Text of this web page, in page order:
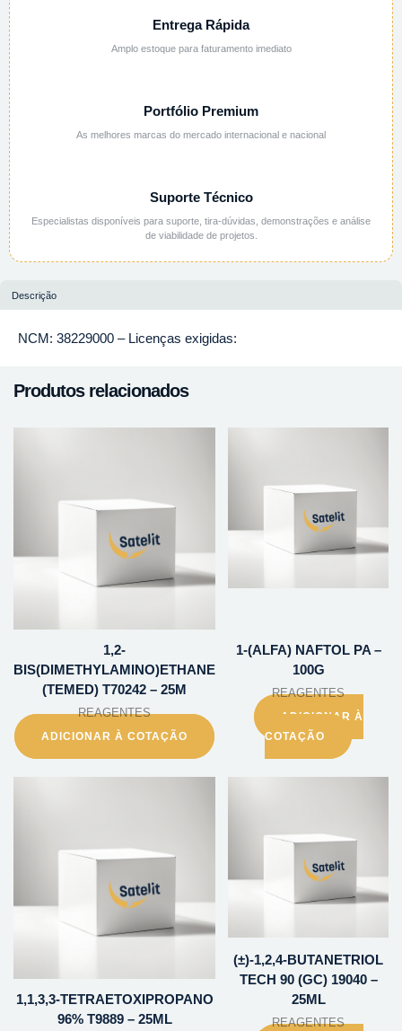
Entrega Rápida
Amplo estoque para faturamento imediato
Portfólio Premium
As melhores marcas do mercado internacional e nacional
Suporte Técnico
Especialistas disponíveis para suporte, tira-dúvidas, demonstrações e análise
de viabilidade de projetos.
Descrição
NCM: 38229000 – Licenças exigidas:
Produtos relacionados
1,2-
BIS(DIMETHYLAMINO)ETHANE
(TEMED) T70242 – 25M
REAGENTES
ADICIONAR À COTAÇÃO
1-(ALFA) NAFTOL PA –
100G
REAGENTES
ADICIONAR À
COTAÇÃO
1,1,3,3-TETRAETOXIPROPANO
96% T9889 – 25ML
(±)-1,2,4-BUTANETRIOL
TECH 90 (GC) 19040 –
25ML
REAGENTES